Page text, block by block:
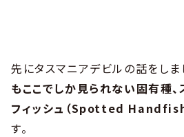
先にタスマニアデビルの話をしま
もここでしか見られない固有種、
フィッシュ（Spotted Handfish
す。